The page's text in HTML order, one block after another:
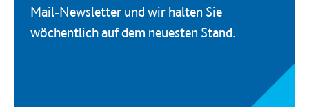
Mail-Newsletter und wir halten Sie
wöchentlich auf dem neuesten Stand.